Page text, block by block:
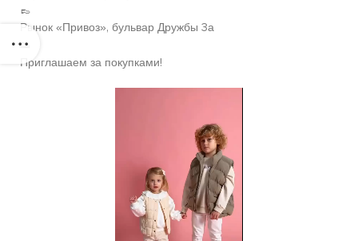
👞
Рынок «Привоз», бульвар Дружбы 3а
👟
Приглашаем за покупками!